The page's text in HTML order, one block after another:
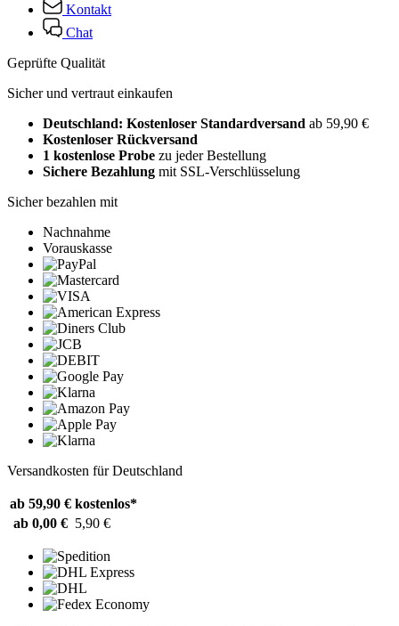
Kontakt
Chat
Geprüfte Qualität
Sicher und vertraut einkaufen
Deutschland: Kostenloser Standardversand ab 59,90 €
Kostenloser Rückversand
1 kostenlose Probe zu jeder Bestellung
Sichere Bezahlung mit SSL-Verschlüsselung
Sicher bezahlen mit
Nachnahme
Vorauskasse
Versandkosten für Deutschland
ab 59,90 € kostenlos*
ab 0,00 € 5,90 €